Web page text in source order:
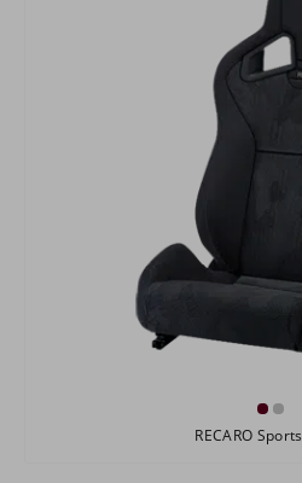
RECARO